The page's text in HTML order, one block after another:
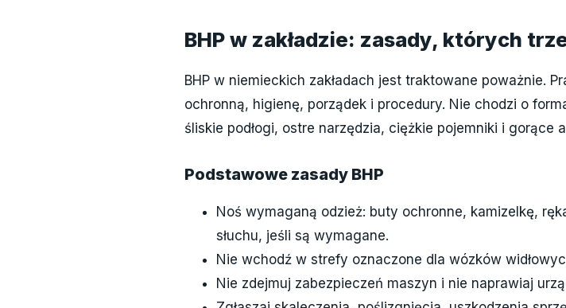
BHP w zakładzie: zasady, których
BHP w niemieckich zakładach jest traktowane poważnie.
ochronną, higienę, porządek i procedury. Nie chodzi o
śliskie podłogi, ostre narzędzia, ciężkie pojemniki i gorące
Podstawowe zasady BHP
Noś wymaganą odzież: buty ochronne, kamizelkę,
słuchu, jeśli są wymagane.
Nie wchodź w strefy oznaczone dla wózków
Nie zdejmuj zabezpieczeń maszyn i nie naprawiaj